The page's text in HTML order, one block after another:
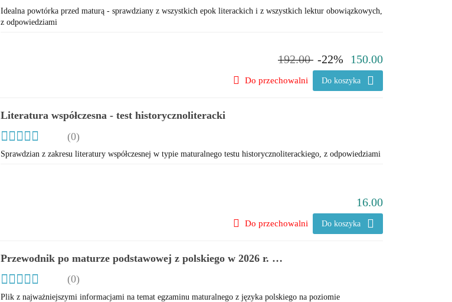
Idealna powtórka przed maturą - sprawdziany z wszystkich epok literackich i z wszystkich lektur obowiązkowych,
z odpowiedziami
192.00 -22% 150.00
Do koszyka
Do przechowalni
Literatura współczesna - test historycznoliteracki
(0)
Sprawdzian z zakresu literatury współczesnej w typie maturalnego testu historycznoliterackiego, z odpowiedziami
16.00
Do koszyka
Do przechowalni
Przewodnik po maturze podstawowej z polskiego w 2026 r. -
najważniejsze informacje, opis arkuszy, lista lektur
obowiązkowych
(0)
Plik z najważniejszymi informacjami na temat egzaminu maturalnego z języka polskiego na poziomie